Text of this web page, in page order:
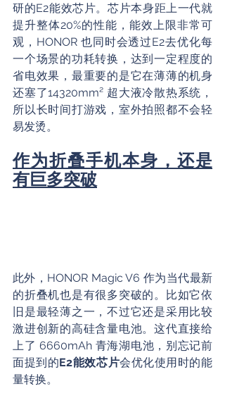
研的E2能效芯片。芯片本身距上一代就
提升整体20%的性能，能效上限非常可
观，HONOR 也同时会透过E2去优化每
一个场景的功耗转换，达到一定程度的
省电效果，最重要的是它在薄薄的机身
还塞了14320mm² 超大液冷散热系统，
所以长时间打游戏，室外拍照都不会轻
易发烫。
作为折叠手机本身，还是
有巨多突破
此外，HONOR Magic V6 作为当代最新
的折叠机也是有很多突破的。比如它依
旧是最轻薄之一，不过它还是采用比较
激进创新的高硅含量电池。这代直接给
上了 6660mAh 青海湖电池，别忘记前
面提到的E2能效芯片会优化使用时的能
量转换。